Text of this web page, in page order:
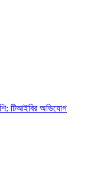
টিআইবির অভিযোগ